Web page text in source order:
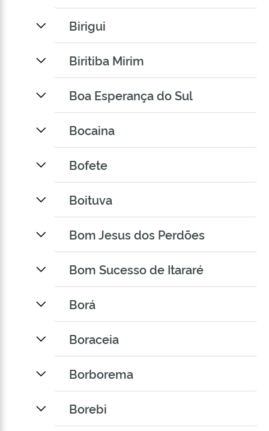
Birigui
Biritiba Mirim
Boa Esperança do Sul
Bocaina
Bofete
Boituva
Bom Jesus dos Perdões
Bom Sucesso de Itararé
Borá
Boraceia
Borborema
Borebi